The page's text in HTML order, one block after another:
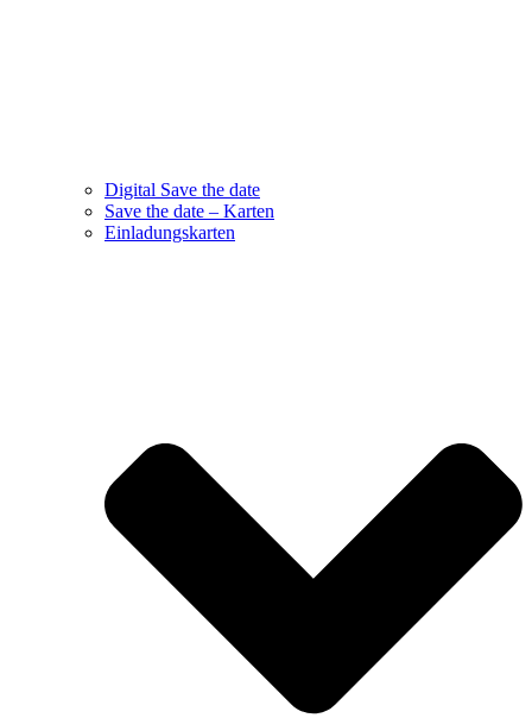
Digital Save the date
Save the date – Karten
Einladungskarten